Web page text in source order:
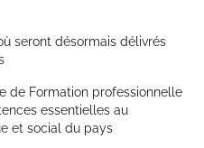
seront désormais délivrés
de Formation professionnelle
essentielles au
et social du pays